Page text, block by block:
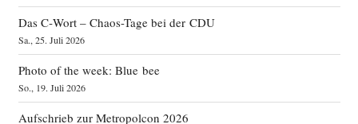
Das C‑Wort – Chaos-Tage bei der CDU
Sa., 25. Juli 2026
Photo of the week: Blue bee
So., 19. Juli 2026
Aufschrieb zur Metropolcon 2026